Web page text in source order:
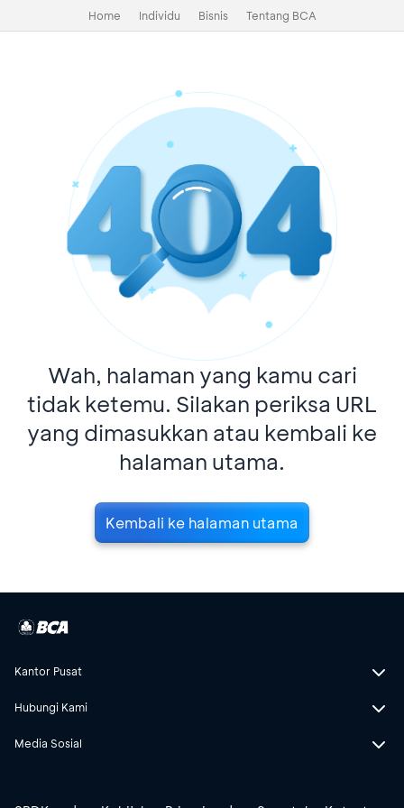
Home Individu Bisnis Tentang BCA
Wah, halaman yang kamu cari
tidak ketemu. Silakan periksa URL
yang dimasukkan atau kembali ke
halaman utama.
Kembali ke halaman utama
Kantor Pusat
Hubungi Kami
Media Sosial